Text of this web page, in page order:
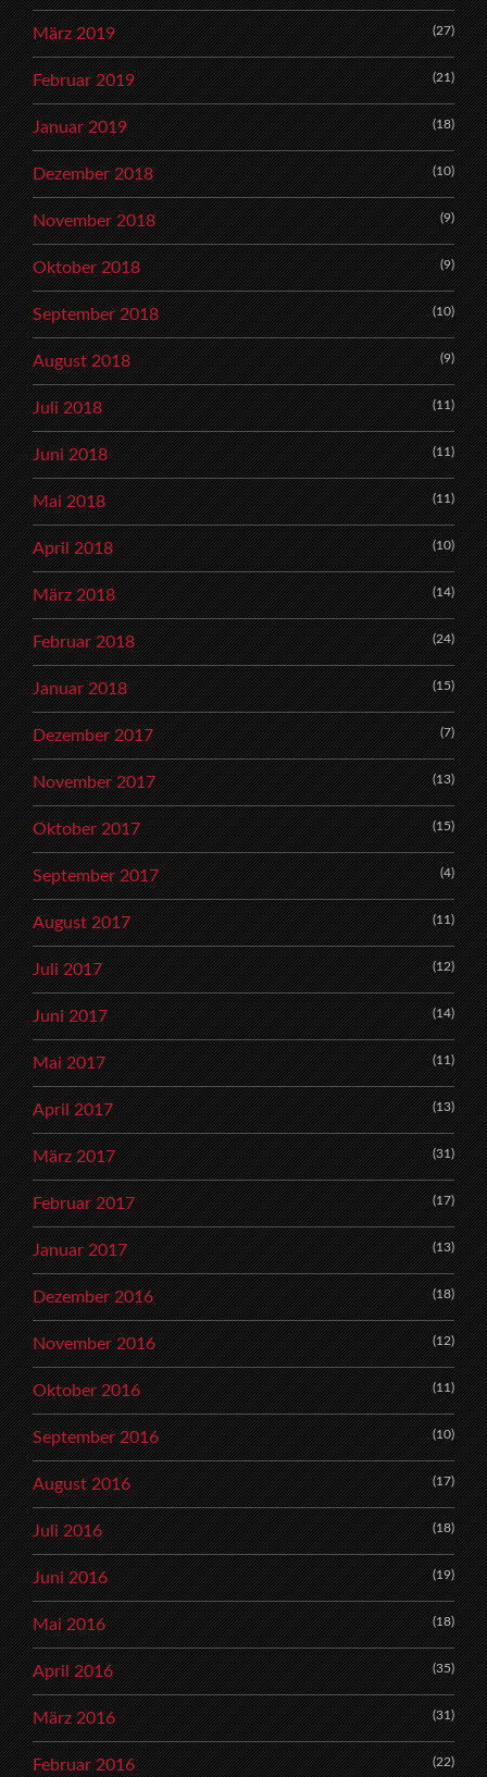
März 2019 (27)
Februar 2019 (21)
Januar 2019 (18)
Dezember 2018 (10)
November 2018 (9)
Oktober 2018 (9)
September 2018 (10)
August 2018 (9)
Juli 2018 (11)
Juni 2018 (11)
Mai 2018 (11)
April 2018 (10)
März 2018 (14)
Februar 2018 (24)
Januar 2018 (15)
Dezember 2017 (7)
November 2017 (13)
Oktober 2017 (15)
September 2017 (4)
August 2017 (11)
Juli 2017 (12)
Juni 2017 (14)
Mai 2017 (11)
April 2017 (13)
März 2017 (31)
Februar 2017 (17)
Januar 2017 (13)
Dezember 2016 (18)
November 2016 (12)
Oktober 2016 (11)
September 2016 (10)
August 2016 (17)
Juli 2016 (18)
Juni 2016 (19)
Mai 2016 (18)
April 2016 (35)
März 2016 (31)
Februar 2016 (22)